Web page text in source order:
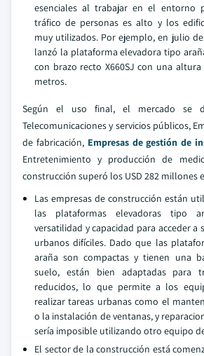
esenciales al trabajar en el entorno
tráfico de personas es alto y los
muy utilizados. Por ejemplo, en julio
lanzó la plataforma elevadora tipo
con brazo recto X660SJ con una
metros.
Según el uso final, el mercado se
Telecomunicaciones y servicios públicos,
de fabricación, Empresas de gestión de
Entretenimiento y producción de
construcción superó los USD 282 millones
Las empresas de construcción están
las plataformas elevadoras tipo
versatilidad y capacidad para acceder a
urbanos difíciles. Dado que las
araña son compactas y tienen una
suelo, están bien adaptadas para
reducidos, lo que permite a los
realizar tareas urbanas como el
o la instalación de ventanas, y
sería imposible utilizando otro equipo
El sector de la construcción está